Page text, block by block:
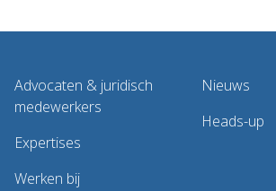
Advocaten & juridisch
medewerkers
Expertises
Werken bij
Nieuws
Heads-up